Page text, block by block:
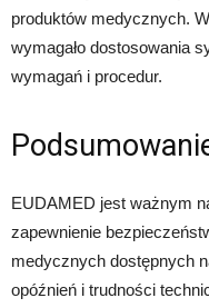
produktów medycznych.
wymagało dostosowania
wymagań i procedur.
EUDAMED jest ważnym
zapewnienie
medycznych dostępnych
opóźnień i trudności